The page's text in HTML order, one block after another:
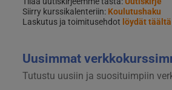
Siirry kurssikalenteriin: Koulutushaku
Laskutus ja toimitusehdot löydät täältä
Uusimmat
Tutustu uusiin ja suosituimpiin